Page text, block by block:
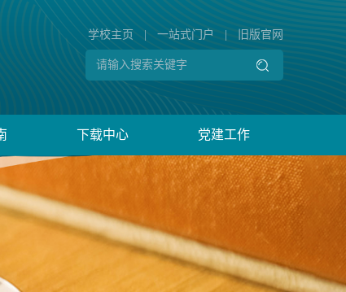
下载中心 党建工作
学校主页 一站式门户 旧版官网